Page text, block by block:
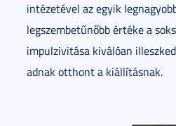
intézetével az egyik
legszembetűnőbb értéke a
impulzivitása kiválóan
adnak otthont a kiállításnak.